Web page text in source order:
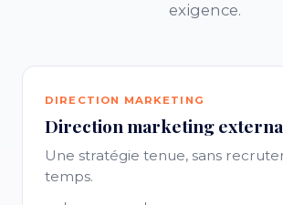
exigence.
DIRECTION MARKETING
Direction marketing
Une stratégie tenue, sans
temps.